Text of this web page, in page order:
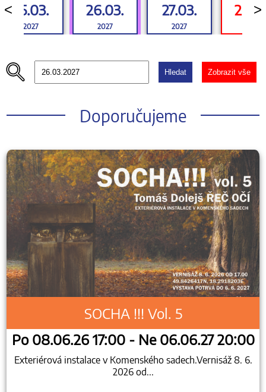
< 25.03.
2027
26.03.
2027
27.03.
2027
>
Hledat Zobrazit vše
Doporučujeme
SOCHA !!! Vol. 5
Po 08.06.26 17:00 - Ne 06.06.27 20:00
Exteriérová instalace v Komenského sadech.Vernisáž 8. 6.
2026 od...